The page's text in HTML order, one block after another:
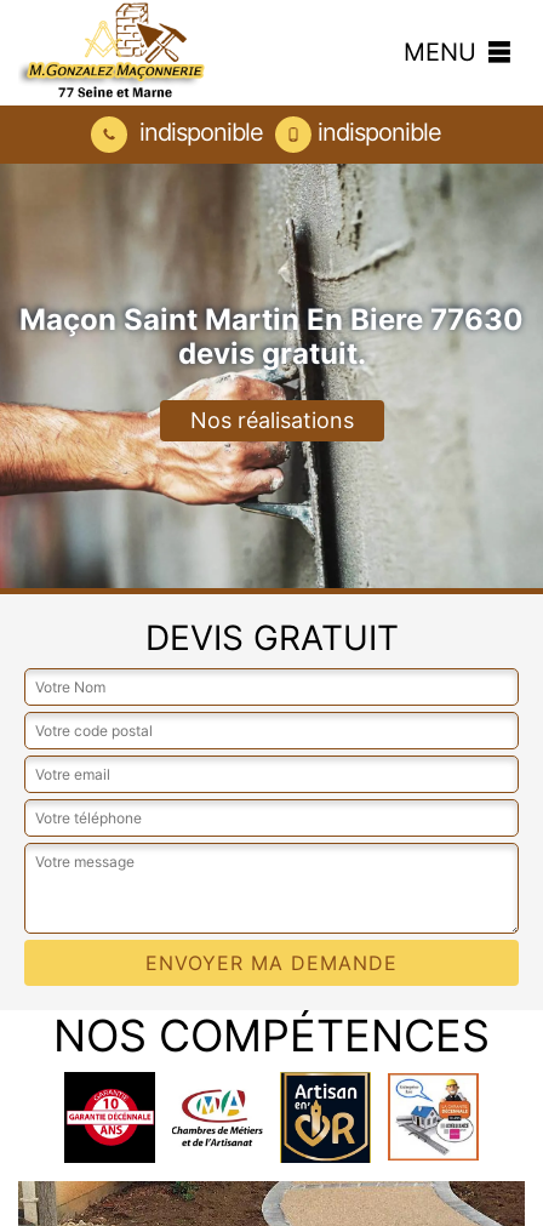
MENU
indisponible indisponible
Maçon Saint Martin En Biere 77630
devis gratuit.
Nos réalisations
DEVIS GRATUIT
NOS COMPÉTENCES